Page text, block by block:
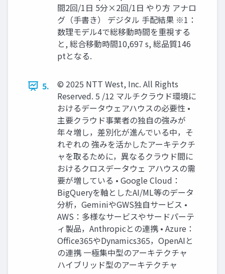
間2回/1日 5分×2回/1日 やり方 アナロ
グ（手書き） デジタル 手配結果 ※1：
数理モデル4で総移動時間を重視する
と, 総合移動時間10,697 s, 総品質146
ptとなる.
5.
© 2025 NTT West, Inc. All Rights
Reserved. 5 /12 マルチクラウド環境に
おけるデータウェアハウスの必要性 •
主要クラウド事業者の独自の強みが
年々増し，差別化が進んでいる中，そ
れぞれの 強みを活かしたアーキテクチ
ャを取るために，異なるクラウド間に
おけるクロスデータウェ アハウスの需
要が増している • Google Cloud：
BigQueryを軸としたAI/ML等のデータ
分析，GeminiやGWS独自サービス •
AWS：多様なサービスやサードパーテ
ィ製品，Anthropicとの連携 • Azure：
Office365やDynamics365，OpenAIと
の連携 一極集中型のアーキテクチャ
ハイブリッド型のアーキテクチャ